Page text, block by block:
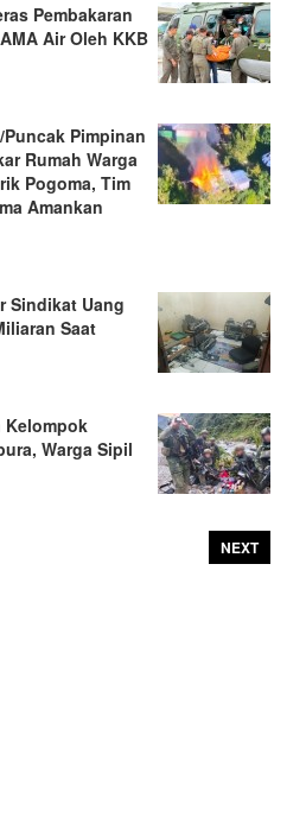
Pembakaran
Air Oleh KKB
Pimpinan
Rumah Warga
Pogoma, Tim
Amankan
Sindikat Uang
Saat
Kelompok
Warga Sipil
NEXT